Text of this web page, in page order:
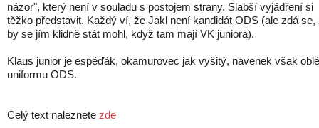
názor", který není v souladu s postojem strany. Slabší vyjádření si
těžko představit. Každý ví, že Jakl není kandidát ODS (ale zdá se,
by se jím klidně stát mohl, když tam mají VK juniora).
Klaus junior je espéďák, okamurovec jak vyšitý, navenek však
uniformu ODS.
Celý text naleznete zde